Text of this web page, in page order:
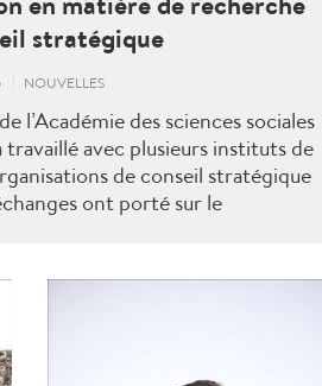
stratégique
NOUVELLES
l’Académie des sciences sociales
travaillé avec plusieurs instituts de
de conseil stratégique
ont porté sur le
réseau académique, contribuant
le partenariat stratégique
entre le Vietnam et l’Inde.